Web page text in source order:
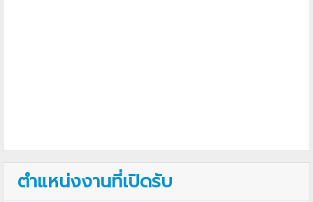
ตำแหน่งงานที่เปิดรับ